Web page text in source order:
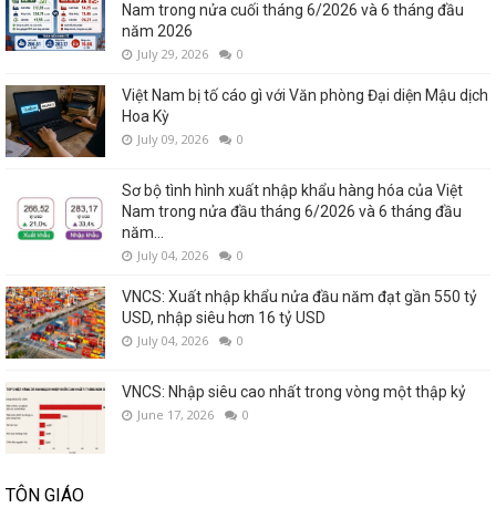
Nam trong nửa cuối tháng 6/2026 và 6 tháng đầu
năm 2026
July 29, 2026 0
Việt Nam bị tố cáo gì với Văn phòng Đại diện Mậu dịch
Hoa Kỳ
July 09, 2026 0
Sơ bộ tình hình xuất nhập khẩu hàng hóa của Việt
Nam trong nửa đầu tháng 6/2026 và 6 tháng đầu
năm...
July 04, 2026 0
VNCS: Xuất nhập khẩu nửa đầu năm đạt gần 550 tỷ
USD, nhập siêu hơn 16 tỷ USD
July 04, 2026 0
VNCS: Nhập siêu cao nhất trong vòng một thập kỷ
June 17, 2026 0
TÔN GIÁO